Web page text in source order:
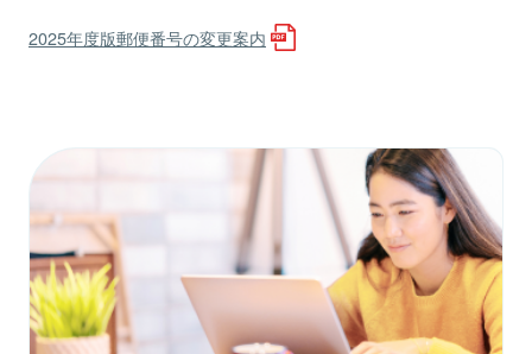
2025年度版郵便番号の変更案内